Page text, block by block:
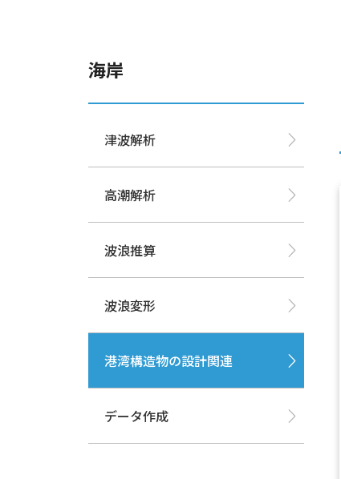
海岸
津波解析
高潮解析
波浪推算
波浪変形
港湾構造物の設計関連
データ作成